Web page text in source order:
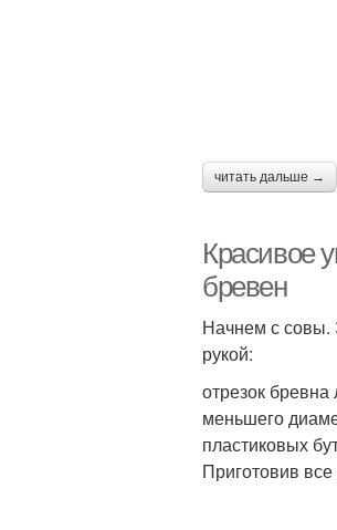
читать дальше →
Красивое
бревен
Начнем с совы.
рукой:
отрезок
меньшего
пластиковых
Приготовив все